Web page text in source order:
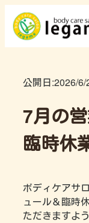
公開日:2026/6/
7月の
臨時休
ボディケアサ
ュール＆臨時
ただきますよ